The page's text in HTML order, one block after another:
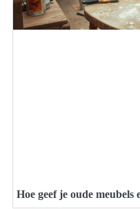
Hoe geef je oude meubels